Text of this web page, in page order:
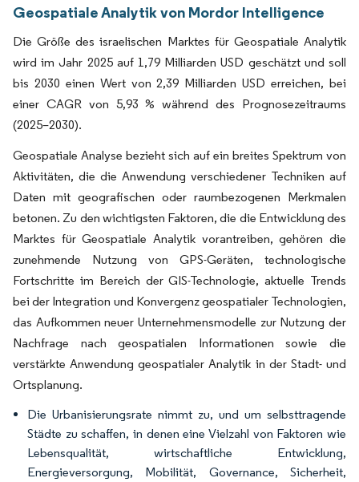
Geospatiale Analytik von Mordor Intelligence
Die Größe des israelischen Marktes für Geospatiale Analytik
wird im Jahr 2025 auf 1,79 Milliarden USD geschätzt und soll
bis 2030 einen Wert von 2,39 Milliarden USD erreichen, bei
einer CAGR von 5,93 % während des Prognosezeitraums
(2025–2030).
Geospatiale Analyse bezieht sich auf ein breites Spektrum von
Aktivitäten, die die Anwendung verschiedener Techniken auf
Daten mit geografischen oder raumbezogenen Merkmalen
betonen. Zu den wichtigsten Faktoren, die die Entwicklung des
Marktes für Geospatiale Analytik vorantreiben, gehören die
zunehmende Nutzung von GPS-Geräten, technologische
Fortschritte im Bereich der GIS-Technologie, aktuelle Trends
bei der Integration und Konvergenz geospatialer Technologien,
das Aufkommen neuer Unternehmensmodelle zur Nutzung der
Nachfrage nach geospatialen Informationen sowie die
verstärkte Anwendung geospatialer Analytik in der Stadt- und
Ortsplanung.
Die Urbanisierungsrate nimmt zu, und um selbsttragende
Städte zu schaffen, in denen eine Vielzahl von Faktoren wie
Lebensqualität, wirtschaftliche Entwicklung,
Energieversorgung, Mobilität, Governance, Sicherheit,